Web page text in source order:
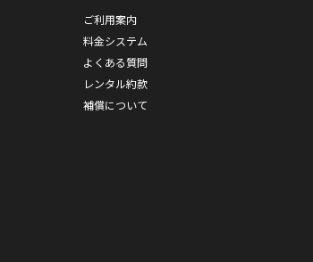
ご利用案内
料金システム
よくある質問
レンタル約款
補償について